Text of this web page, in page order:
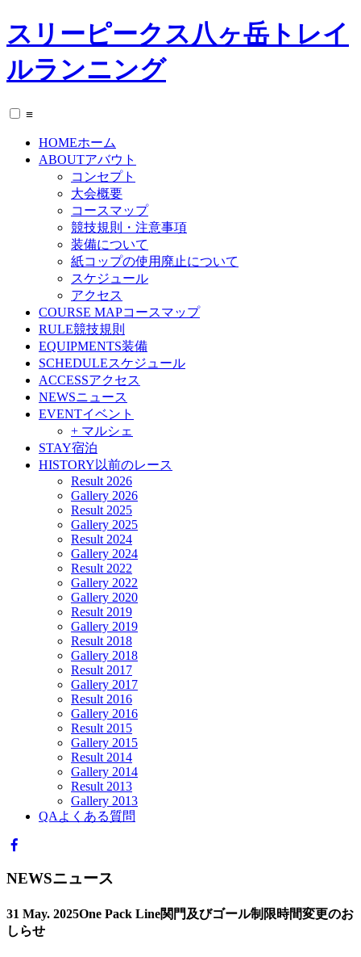
スリーピークス八ヶ岳トレイ
ルランニング
≡
HOMEホーム
ABOUTアバウト
コンセプト
大会概要
コースマップ
競技規則・注意事項
装備について
紙コップの使用廃止について
スケジュール
アクセス
COURSE MAPコースマップ
RULE競技規則
EQUIPMENTS装備
SCHEDULEスケジュール
ACCESSアクセス
NEWSニュース
EVENTイベント
+ マルシェ
STAY宿泊
HISTORY 以前のレース
Result 2026
Gallery 2026
Result 2025
Gallery 2025
Result 2024
Gallery 2024
Result 2022
Gallery 2022
Gallery 2020
Result 2019
Gallery 2019
Result 2018
Gallery 2018
Result 2017
Gallery 2017
Result 2016
Gallery 2016
Result 2015
Gallery 2015
Result 2014
Gallery 2014
Result 2013
Gallery 2013
QA よくある質問
NEWSニュース
31 May. 2025One Pack Line関門及びゴール制限時間変更のお
しらせ